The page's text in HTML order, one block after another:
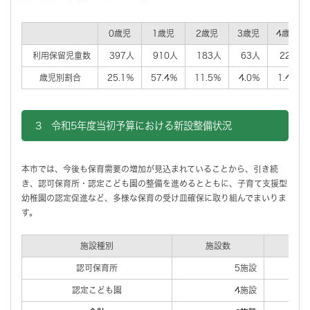
0歳児 1歳児 2歳児 3歳児 4歳児
利用保留児童数 397人 910人 183人 63人 22人
歳児別割合 25.1％ 57.4％ 11.5％ 4.0％ 1.4％
3 令和5年度当初予算における新設整備状況
本市では、今後も保育需要の増加が見込まれていることから、引き続
き、認可保育所・認定こども園の整備を進めるとともに、子育て支援型
幼稚園の認定促進など、多様な保育の受け皿確保に取り組んでまいりま
す。
施設種別 施設数
認可保育所 5施設
認定こども園 4施設